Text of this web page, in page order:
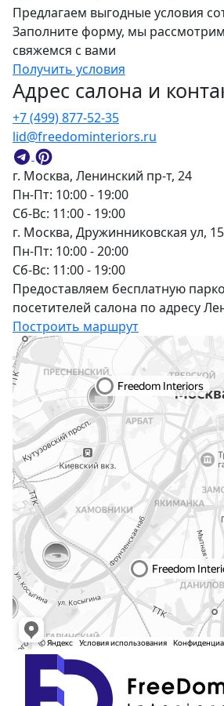
Предлагаем выгодные условия
Заполните форму, мы рассмотрим
свяжемся с вами
Получить условия
Адрес салона и
г. Москва, Ленинский пр-т, 24
Пн-Пт: 10:00 - 19:00
Сб-Вс: 11:00 - 19:00
г. Москва, Дружинниковская ул,
Пн-Пт: 10:00 - 20:00
Сб-Вс: 11:00 - 19:00
Предоставляем бесплатную
посетителей салона по адресу
Построить маршрут
+7 (499) 877-52-35
lid@freedominteriors.ru